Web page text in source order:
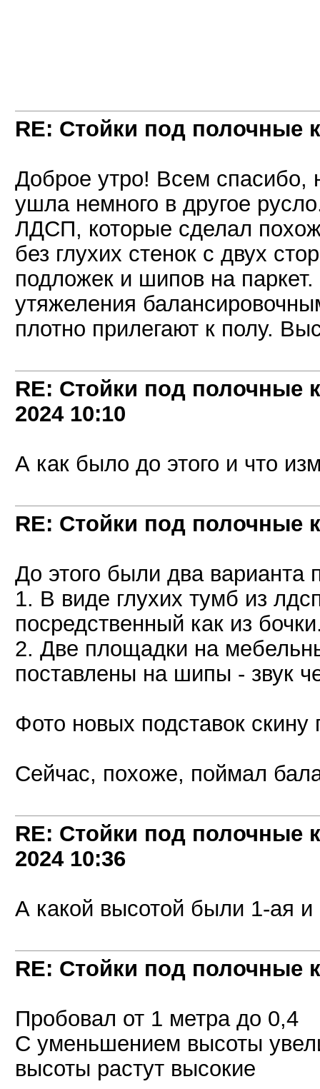
RE: Стойки под полочные
Доброе утро! Всем спасибо,
ушла немного в другое
ЛДСП, которые сделал
без глухих стенок с двух
подложек и шипов на
утяжеления
плотно прилегают к полу.
RE: Стойки под полочные
2024 10:10
А как было до этого и что
RE: Стойки под полочные
До этого были два варианта
1. В виде глухих тумб из
посредственный как из
2. Две площадки на
поставлены на шипы - звук
Фото новых подставок скину
Сейчас, похоже, поймал
RE: Стойки под полочные
2024 10:36
А какой высотой были 1-ая и
RE: Стойки под полочные
Пробовал от 1 метра до 0,4
С уменьшением высоты
высоты растут высокие